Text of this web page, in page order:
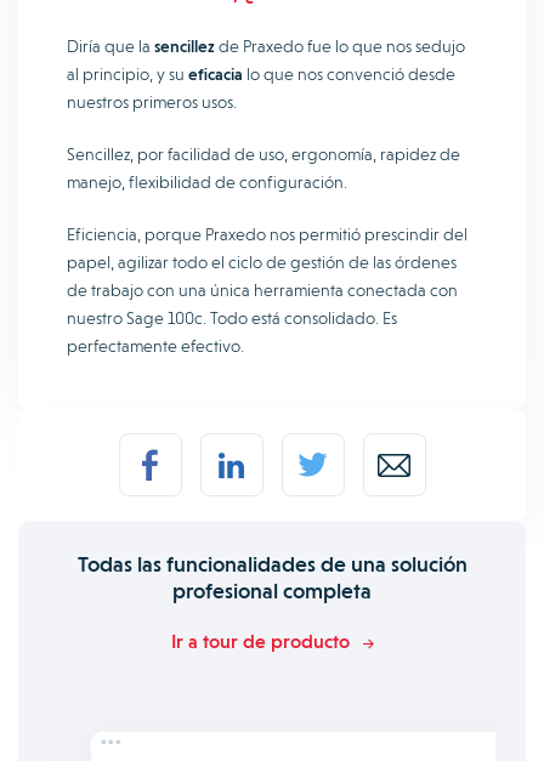
Diría que la sencillezde Praxedo fue lo que nos sedujo
al principio, y su eficacia lo que nos convenció desde
nuestros primeros usos.
Sencillez, por facilidad de uso, ergonomía, rapidez de
manejo, flexibilidad de configuración.
Eficiencia, porque Praxedo nos permitió prescindir del
papel, agilizar todo el ciclo de gestión de las órdenes
de trabajo con una única herramienta conectada con
nuestro Sage 100c. Todo está consolidado. Es
perfectamente efectivo.
Todas las funcionalidades de una solución
profesional completa
Ir a tour de producto